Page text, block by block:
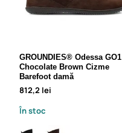
GROUNDIES® Odessa GO1
Chocolate Brown Cizme
Barefoot damă
812,2 lei
În stoc